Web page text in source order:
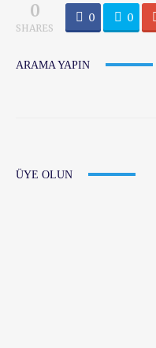
0
SHARES
0 0
ARAMA YAPIN
ÜYE OLUN